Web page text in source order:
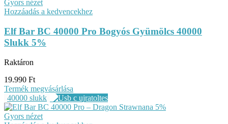
Gyors nézet
Hozzáadás a kedvencekhez
Elf Bar BC 40000 Pro Bogyós Gyümölcs 40000
Slukk 5%
Raktáron
19.990 Ft
Termék megvásárlása
40000 slukk
Gyors nézet